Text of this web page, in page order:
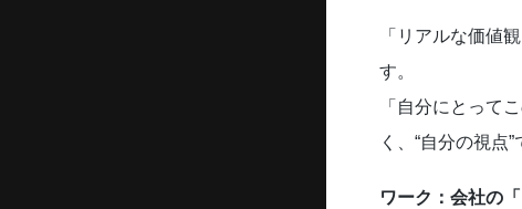
「リアルな価値
す。
「自分にとって
く、“自分の視点
ワーク：会社の